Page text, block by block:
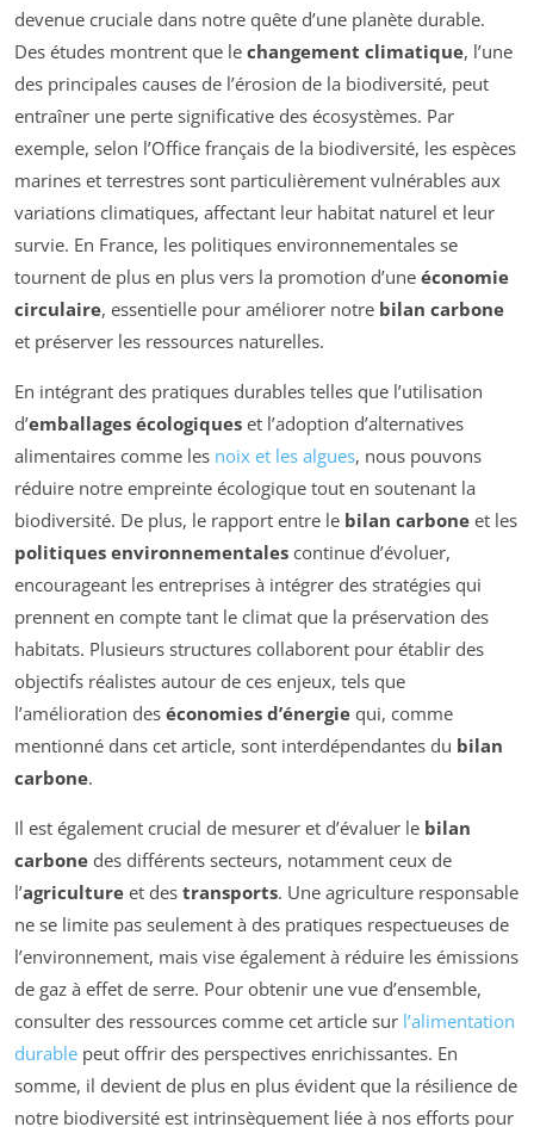
devenue cruciale dans notre quête d’une planète durable.
Des études montrent que le changement climatique, l’une
des principales causes de l’érosion de la biodiversité, peut
entraîner une perte significative des écosystèmes. Par
exemple, selon l’Office français de la biodiversité, les espèces
marines et terrestres sont particulièrement vulnérables aux
variations climatiques, affectant leur habitat naturel et leur
survie. En France, les politiques environnementales se
tournent de plus en plus vers la promotion d’une économie
circulaire, essentielle pour améliorer notre bilan carbone
et préserver les ressources naturelles.
En intégrant des pratiques durables telles que l’utilisation
d’emballages écologiques et l’adoption d’alternatives
alimentaires comme les noix et les algues, nous pouvons
réduire notre empreinte écologique tout en soutenant la
biodiversité. De plus, le rapport entre le bilan carbone et les
politiques environnementales continue d’évoluer,
encourageant les entreprises à intégrer des stratégies qui
prennent en compte tant le climat que la préservation des
habitats. Plusieurs structures collaborent pour établir des
objectifs réalistes autour de ces enjeux, tels que
l’amélioration des économies d’énergie qui, comme
mentionné dans cet article, sont interdépendantes du bilan
carbone.
Il est également crucial de mesurer et d’évaluer le bilan
carbone des différents secteurs, notamment ceux de
l’agriculture et des transports. Une agriculture responsable
ne se limite pas seulement à des pratiques respectueuses de
l’environnement, mais vise également à réduire les émissions
de gaz à effet de serre. Pour obtenir une vue d’ensemble,
consulter des ressources comme cet article sur l’alimentation
durable peut offrir des perspectives enrichissantes. En
somme, il devient de plus en plus évident que la résilience de
notre biodiversité est intrinsèquement liée à nos efforts pour